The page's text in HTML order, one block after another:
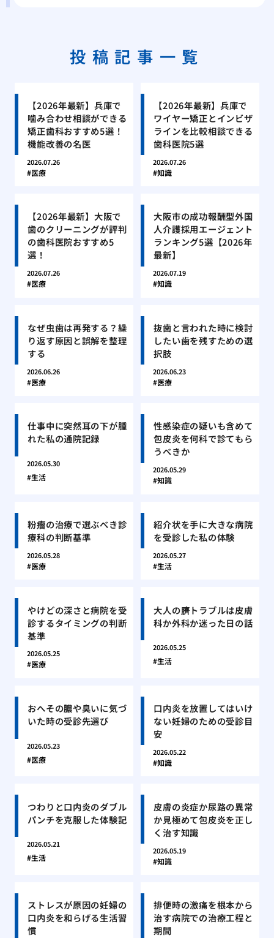
投稿記事一覧
【2026年最新】兵庫で
噛み合わせ相談ができる
矯正歯科おすすめ5選！
機能改善の名医
2026.07.26
医療
【2026年最新】兵庫で
ワイヤー矯正とインビザ
ラインを比較相談できる
歯科医院5選
2026.07.26
知識
【2026年最新】大阪で
歯のクリーニングが評判
の歯科医院おすすめ5
選！
2026.07.26
医療
大阪市の成功報酬型外国
人介護採用エージェント
ランキング5選【2026年
最新】
2026.07.19
知識
なぜ虫歯は再発する？繰
り返す原因と誤解を整理
する
2026.06.26
医療
抜歯と言われた時に検討
したい歯を残すための選
択肢
2026.06.23
医療
仕事中に突然耳の下が腫
れた私の通院記録
2026.05.30
生活
性感染症の疑いも含めて
包皮炎を何科で診てもら
うべきか
2026.05.29
知識
粉瘤の治療で選ぶべき診
療科の判断基準
2026.05.28
医療
紹介状を手に大きな病院
を受診した私の体験
2026.05.27
生活
やけどの深さと病院を受
診するタイミングの判断
基準
2026.05.25
医療
大人の臍トラブルは皮膚
科か外科か迷った日の話
2026.05.25
生活
おへその膿や臭いに気づ
いた時の受診先選び
2026.05.23
医療
口内炎を放置してはいけ
ない妊婦のための受診目
安
2026.05.22
知識
つわりと口内炎のダブル
パンチを克服した体験記
2026.05.21
生活
皮膚の炎症か尿路の異常
か見極めて包皮炎を正し
く治す知識
2026.05.19
知識
ストレスが原因の妊婦の
口内炎を和らげる生活習
慣
排便時の激痛を根本から
治す病院での治療工程と
期間